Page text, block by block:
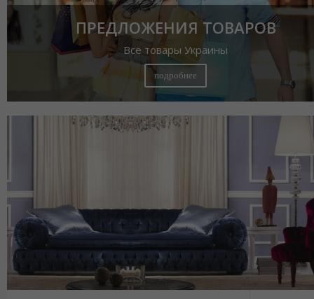
ПРЕДЛОЖЕНИЯ ТОВАРОВ
Все товары Украины
подробнее